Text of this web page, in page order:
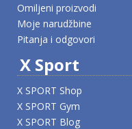
Omiljeni proizvodi
Moje narudžbine
Pitanja i odgovori
X Sport
X SPORT Shop
X SPORT Gym
X SPORT Blog